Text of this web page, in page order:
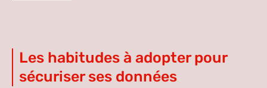
Les habitudes à adopter pour
sécuriser ses données